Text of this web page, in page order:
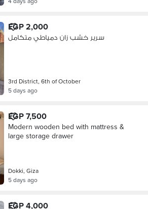
EGP 2,000
سرير خشب زان دمياطي متكامل
3rd District, 6th of October
5 days ago
EGP 7,500
Modern wooden bed with mattress &
large storage drawer
Dokki, Giza
5 days ago
EGP 4,000